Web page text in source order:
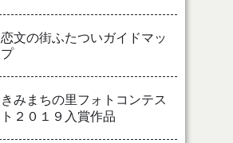
恋文の街ふたついガイドマッ
プ
きみまちの里フォトコンテス
ト２０１９入賞作品